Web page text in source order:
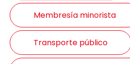
Membresía minorista
Transporte público